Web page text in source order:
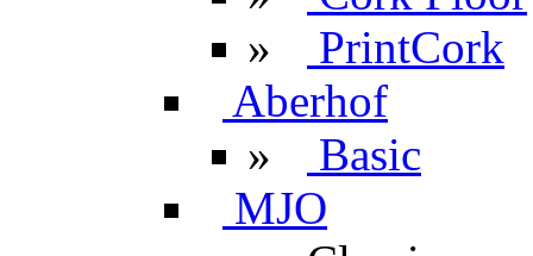
»
PrintCork
Aberhof
»
Basic
MJO